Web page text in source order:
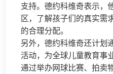
支持。德约科维奇表示，
区，了解孩子们的真实需
的合理分配。
另外，德约科维奇还计划
活动，为全球儿童教育事
通过举办网球比赛、拍卖